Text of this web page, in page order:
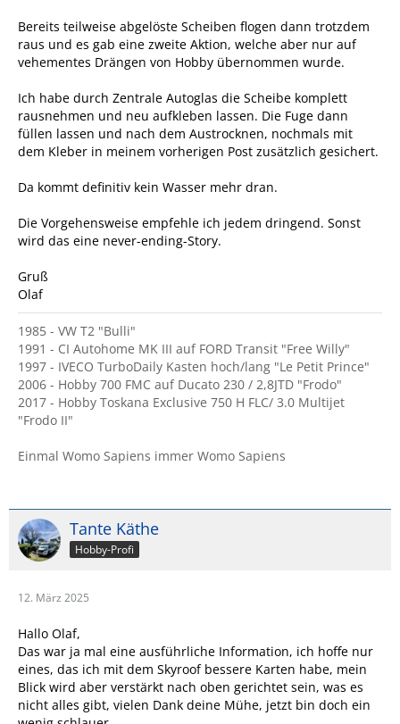
Bereits teilweise abgelöste Scheiben flogen dann trotzdem
raus und es gab eine zweite Aktion, welche aber nur auf
vehementes Drängen von Hobby übernommen wurde.
Ich habe durch Zentrale Autoglas die Scheibe komplett
rausnehmen und neu aufkleben lassen. Die Fuge dann
füllen lassen und nach dem Austrocknen, nochmals mit
dem Kleber in meinem vorherigen Post zusätzlich gesichert.
Da kommt definitiv kein Wasser mehr dran.
Die Vorgehensweise empfehle ich jedem dringend. Sonst
wird das eine never-ending-Story.
Gruß
Olaf
1985 - VW T2 "Bulli"
1991 - CI Autohome MK III auf FORD Transit "Free Willy"
1997 - IVECO TurboDaily Kasten hoch/lang "Le Petit Prince"
2006 - Hobby 700 FMC auf Ducato 230 / 2,8JTD "Frodo"
2017 - Hobby Toskana Exclusive 750 H FLC/ 3.0 Multijet
"Frodo II"
Einmal Womo Sapiens immer Womo Sapiens
Tante Käthe
Hobby-Profi
12. März 2025
Hallo Olaf,
Das war ja mal eine ausführliche Information, ich hoffe nur
eines, das ich mit dem Skyroof bessere Karten habe, mein
Blick wird aber verstärkt nach oben gerichtet sein, was es
nicht alles gibt, vielen Dank deine Mühe, jetzt bin doch ein